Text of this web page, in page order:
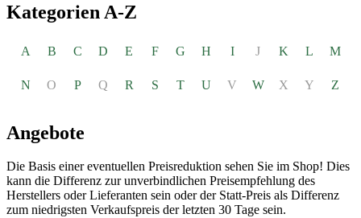
Kategorien A-Z
A B C D E F G H I J K L M
N O P Q R S T U V W X Y Z
Angebote
Die Basis einer eventuellen Preisreduktion sehen Sie im Shop! Dies
kann die Differenz zur unverbindlichen Preisempfehlung des
Herstellers oder Lieferanten sein oder der Statt-Preis als Differenz
zum niedrigsten Verkaufspreis der letzten 30 Tage sein.